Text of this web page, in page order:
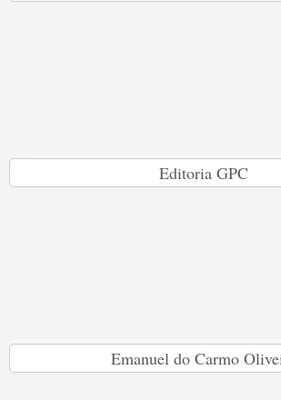
Editoria GPC
Emanuel do Carmo